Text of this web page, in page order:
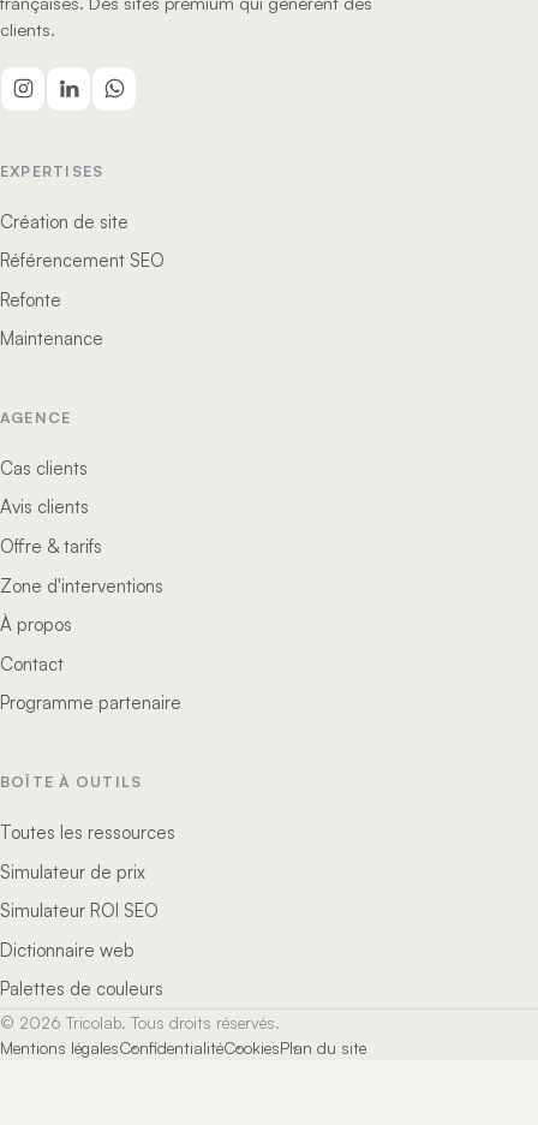
clients.
EXPERTISES
Création de site
Référencement SEO
Refonte
Maintenance
AGENCE
Cas clients
Avis clients
Offre & tarifs
Zone d'interventions
À propos
Contact
Programme partenaire
BOÎTE À OUTILS
Toutes les ressources
Simulateur de prix
Simulateur ROI SEO
Dictionnaire web
Palettes de couleurs
© 2026 Tricolab. Tous droits réservés.
Mentions légalesConfidentialitéCookiesPlan du site